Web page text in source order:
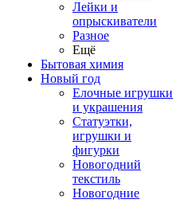
Лейки и
опрыскиватели
Разное
Ещё
Бытовая химия
Новый год
Елочные игрушки
и украшения
Статуэтки,
игрушки и
фигурки
Новогодний
текстиль
Новогодние